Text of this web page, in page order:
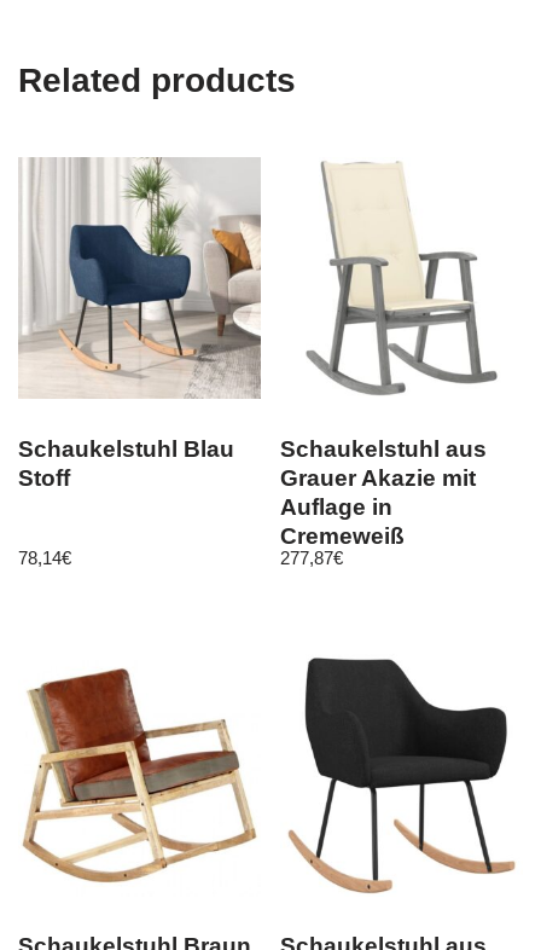
Related products
Schaukelstuhl Blau
Stoff
78,14€
Schaukelstuhl aus
Grauer Akazie mit
Auflage in
Cremeweiß
277,87€